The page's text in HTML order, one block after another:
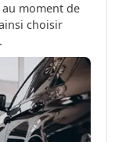
moment de
choisir